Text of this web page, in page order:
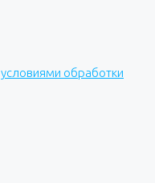
условиями обработки